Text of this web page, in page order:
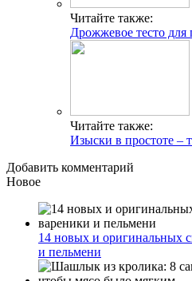
Читайте также:
Дрожжевое тесто
Читайте также:
Изыски в простоте –
Добавить комментарий
Новое
14 новых и оригинальных
и пельмени